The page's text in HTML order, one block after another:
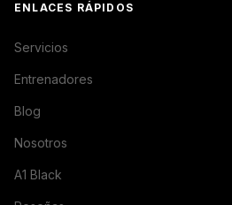
ENLACES RÁPIDOS
Servicios
Entrenadores
Blog
Nosotros
A1 Black